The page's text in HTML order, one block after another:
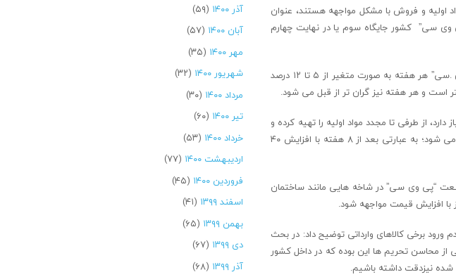
اولیه و فروش با مشکل مواجهه هستند، عنوان
وی سی” کشور جایگاه سوم یا در نهایت چهارم
نائب رئیس انجمن تخصصی صنایع همگن پلاستیک استان البرز توضیح داد: در حال حاضر در بحث مواد اولیه صنعت “پی.وی .سی” هر هفته به صورت متغیر از ۵ تا ۱۲ درصد
است و هر هفته نیز گران تر از قبل می شود.
از طرفی تا مجدد مواد اولیه را تهیه کرده و
به تولید برسد دوماه زمان می برد؛ این در حالی است که هفته ای حدود ۵ درصد موارد اولیه مورد نیاز بخش تولید آن گران می شود؛ به عبارتی بعد از ۸ هفته با افزایش ۴۰
“پی وی سی” در شاخه هایی مانند ساختمان
افزایش قیمت مواجهه شود.
برخی کالاهای وارداتی توضیح داد: در بحث
از محاسن تحریم ها این بوده که در داخل کشور
شده نیزدقت داشته باشیم.
آذر ۱۴۰۰
(۵۹)
آبان ۱۴۰۰
(۵۷)
مهر ۱۴۰۰
(۳۵)
شهریور ۱۴۰۰
(۳۲)
مرداد ۱۴۰۰
(۳۰)
تیر ۱۴۰۰
(۶۰)
خرداد ۱۴۰۰
(۵۳)
اردیبهشت ۱۴۰۰
(۷۷)
فروردین ۱۴۰۰
(۴۵)
اسفند ۱۳۹۹
(۴۱)
بهمن ۱۳۹۹
(۶۵)
دی ۱۳۹۹
(۶۷)
آذر ۱۳۹۹
(۶۸)